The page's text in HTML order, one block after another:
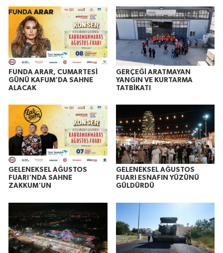
FUNDA ARAR, CUMARTESİ
GÜNÜ KAFUM’DA SAHNE
ALACAK
GERÇEĞİ ARATMAYAN
YANGIN VE KURTARMA
TATBİKATI
GELENEKSEL AĞUSTOS
FUARI'NDA SAHNE
ZAKKUM'UN
GELENEKSEL AĞUSTOS
FUARI ESNAFIN YÜZÜNÜ
GÜLDÜRDÜ